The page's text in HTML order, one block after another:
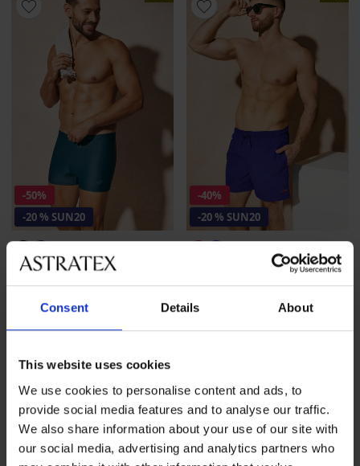
Consent Details About
This website uses cookies
We use cookies to personalise content and ads, to
provide social media features and to analyse our traffic.
We also share information about your use of our site with
our social media, advertising and analytics partners who
-50%
-20 % SUN20
Zwemboxer Daniel
Korting
9,49 €Oorspronkelijke prijs
18,99 €
7,59 €codeSUN20
-40%
-20 % SUN20
Relax
Korting
48,59 €Oorspronkelijke prijs
80,99 €